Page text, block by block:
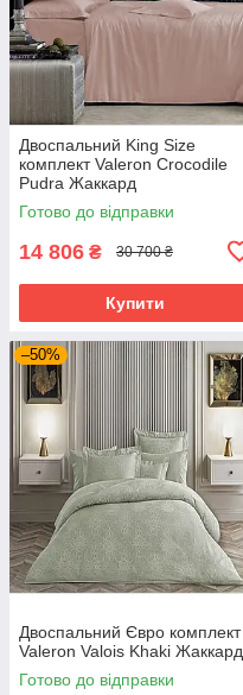
Двоспальний King Size
комплект Valeron Crocodile
Pudra Жаккард
Готово до відправки
14 806 ₴ 30 700 ₴
Купити
–50%
Двоспальний Євро комплект
Valeron Valois Khaki Жаккард
Готово до відправки